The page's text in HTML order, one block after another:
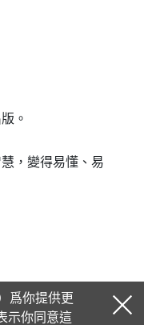
。
，變得易懂、易
爲你提供更
示你同意這